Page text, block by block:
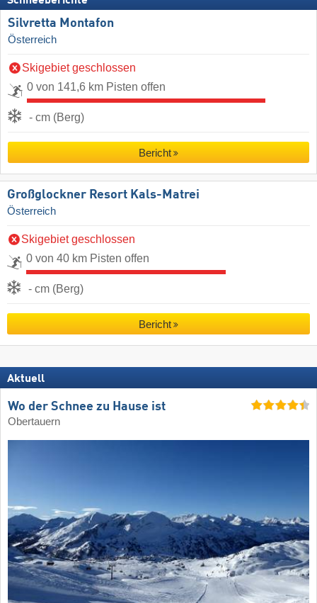
Silvretta Montafon
Österreich
Skigebiet geschlossen
0 von 141,6 km Pisten offen
- cm (Berg)
Bericht
Großglockner Resort Kals-Matrei
Österreich
Skigebiet geschlossen
0 von 40 km Pisten offen
- cm (Berg)
Bericht
Aktuell
Wo der Schnee zu Hause ist
Obertauern